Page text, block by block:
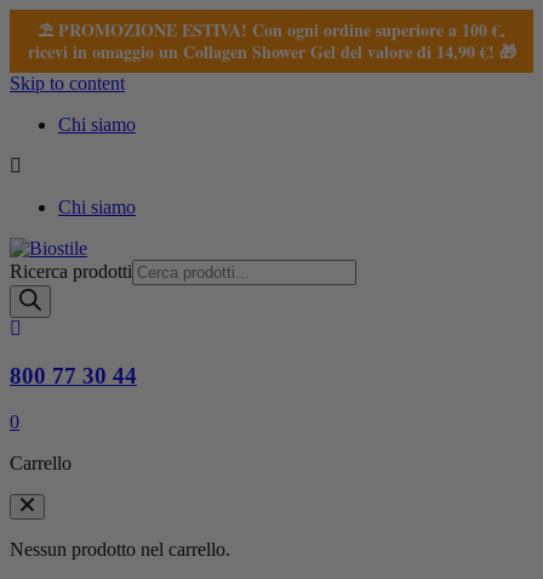
⛱️ PROMOZIONE ESTIVA! Con ogni ordine superiore a 100 €,
ricevi in omaggio un Collagen Shower Gel del valore di 14,90 €! 🎁
Skip to content
Chi siamo
Chi siamo
Ricerca prodotti
800 77 30 44
0
Carrello
Nessun prodotto nel carrello.